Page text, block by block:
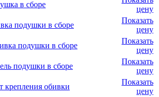
в сборе
цену
подушки в сборе
Показать
цену
подушки в сборе
Показать
цену
подушки в сборе
Показать
цену
крепления обивки
Показать
цену